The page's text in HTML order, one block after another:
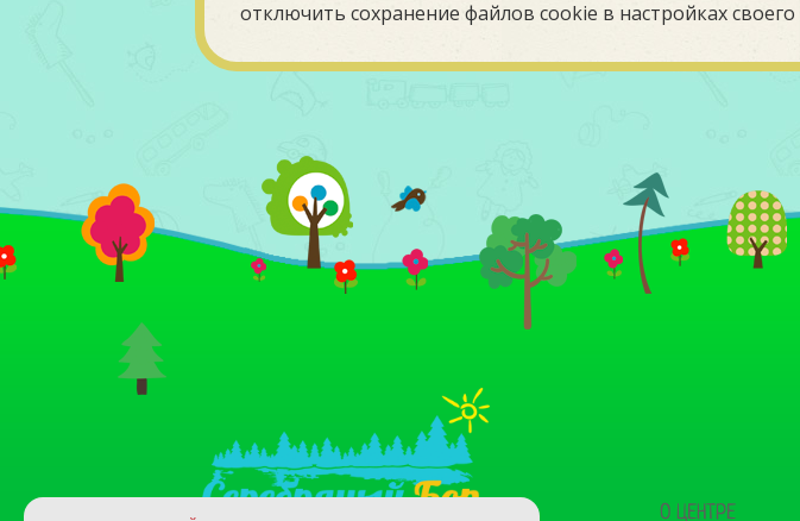
отключить сохранение файлов cookie в настройках своего
О ЦЕНТРЕ